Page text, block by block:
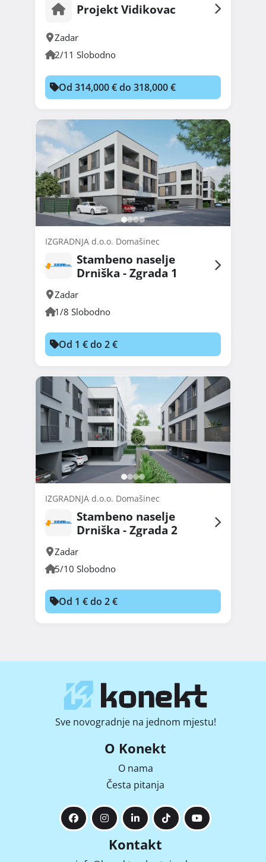
Projekt Vidikovac
Zadar
2/11 Slobodno
Od 314,000 € do 318,000 €
IZGRADNJA d.o.o. Domašinec
Stambeno naselje
Drniška - Zgrada 1
Zadar
1/8 Slobodno
Od 1 € do 2 €
IZGRADNJA d.o.o. Domašinec
Stambeno naselje
Drniška - Zgrada 2
Zadar
5/10 Slobodno
Od 1 € do 2 €
Sve novogradnje na jednom mjestu!
O Konekt
O nama
Česta pitanja
Kontakt